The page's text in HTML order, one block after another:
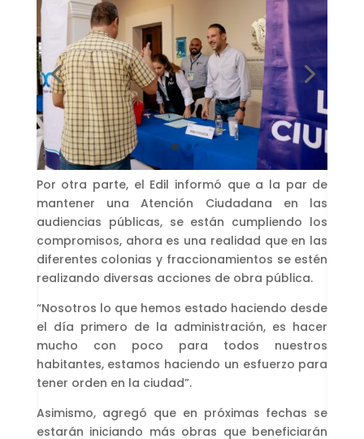
Por otra parte, el Edil informó que a la par de
mantener una Atención Ciudadana en las
audiencias públicas, se están cumpliendo los
compromisos, ahora es una realidad que en las
diferentes colonias y fraccionamientos se estén
realizando diversas acciones de obra pública.
“Nosotros lo que hemos estado haciendo desde
el día primero de la administración, es hacer
mucho con poco para todos nuestros
habitantes, estamos haciendo un esfuerzo para
tener orden en la ciudad”.
Asimismo, agregó que en próximas fechas se
estarán iniciando más obras que beneficiarán